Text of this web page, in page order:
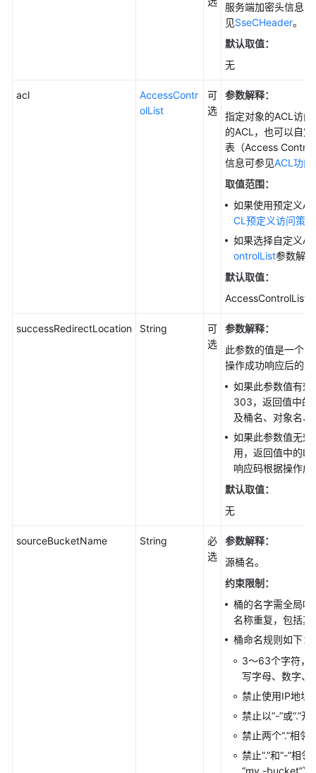
SDK)
象
服务端加密头信息
见SseCHeader。
默认取值：
无
acl
AccessContr
olList
可
选
参数解释：
指定对象的ACL访
的ACL，也可以自
表（Access
信息可参见ACL功能
取值范围：
如果使用预定义
CL预定义访问策略
如果选择自定义
ontrolList参数解
默认取值：
successRedirectLocation String
可
选
参数解释：
此参数的值是一个
操作成功响应后的
如果此参数值有
303，返回值中的
及桶名、对象名
如果此参数值无效
用，返回值中的
响应码根据操作
默认取值：
无
sourceBucketName String
必
选
参数解释：
源桶名。
约束限制：
桶的名字需全局
名称重复，包括
桶命名规则如下：
3～63个字符，
写字母、数字、
禁止使用IP地址
禁止以“-”或“.”
禁止两个“.”相
禁止“.”和“-”相
“my.-bucket”）